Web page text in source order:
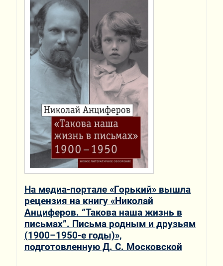
На медиа-портале «Горький» вышла
рецензия на книгу «Николай
Анциферов. “Такова наша жизнь в
письмах”. Письма родным и друзьям
(1900–1950-е годы)»,
подготовленную Д. С. Московской